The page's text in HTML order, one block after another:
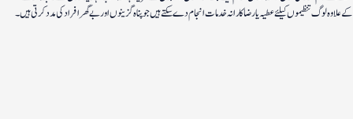
کے علاوہ لوگ تنظیموں کیلئے عطیہ یا رضاکارانہ خدمات انجام دے سکتے ہیں جو پناہ گزینوں اور بے گھر افراد کی مدد کرتی ہیں۔